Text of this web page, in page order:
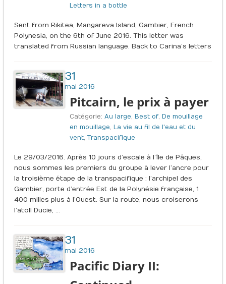
Letters in a bottle
Sent from Rikitea, Mangareva Island, Gambier, French
Polynesia, on the 6th of June 2016. This letter was
translated from Russian language. Back to Carina’s letters
31
mai 2016
Pitcairn, le prix à payer
Catégorie:Au large, Best of, De mouillage
en mouillage, La vie au fil de l'eau et du
vent,Transpacifique
Le 29/03/2016. Après 10 jours d’escale à l’île de Pâques,
nous sommes les premiers du groupe à lever l’ancre pour
la troisième étape de la transpacifique : l’archipel des
Gambier, porte d’entrée Est de la Polynésie française, 1
400 milles plus à l’Ouest. Sur la route, nous croiserons
l’atoll Ducie, …
31
mai 2016
Pacific Diary II: